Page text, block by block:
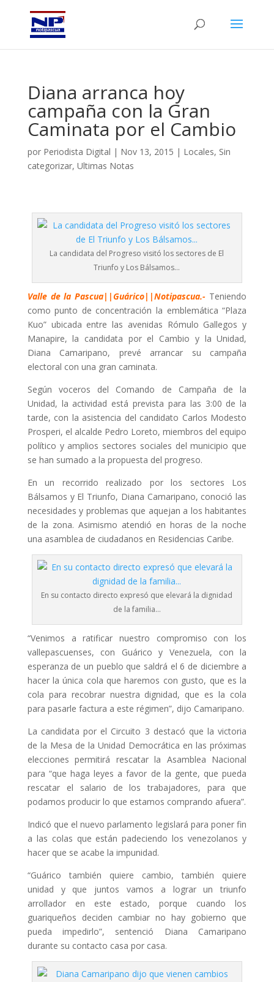
Diana arranca hoy
campaña con la Gran
Caminata por el Cambio
por Periodista Digital | Nov 13, 2015 | Locales, Sin
categorizar, Ultimas Notas
La candidata del Progreso visitó los sectores de El
Triunfo y Los Bálsamos…
Valle de la Pascua||Guárico||Notipascua.- Teniendo
como punto de concentración la emblemática “Plaza
Kuo” ubicada entre las avenidas Rómulo Gallegos y
Manapire, la candidata por el Cambio y la Unidad,
Diana Camaripano, prevé arrancar su campaña
electoral con una gran caminata.
Según voceros del Comando de Campaña de la
Unidad, la actividad está prevista para las 3:00 de la
tarde, con la asistencia del candidato Carlos Modesto
Prosperi, el alcalde Pedro Loreto, miembros del equipo
político y amplios sectores sociales del municipio que
se han sumado a la propuesta del progreso.
En un recorrido realizado por los sectores Los
Bálsamos y El Triunfo, Diana Camaripano, conoció las
necesidades y problemas que aquejan a los habitantes
de la zona. Asimismo atendió en horas de la noche
una asamblea de ciudadanos en Residencias Caribe.
En su contacto directo expresó que elevará la dignidad
de la familia…
“Venimos a ratificar nuestro compromiso con los
vallepascuenses, con Guárico y Venezuela, con la
esperanza de un pueblo que saldrá el 6 de diciembre a
hacer la única cola que haremos con gusto, que es la
cola para recobrar nuestra dignidad, que es la cola
para pasarle factura a este régimen”, dijo Camaripano.
La candidata por el Circuito 3 destacó que la victoria
de la Mesa de la Unidad Democrática en las próximas
elecciones permitirá rescatar la Asamblea Nacional
para “que haga leyes a favor de la gente, que pueda
rescatar el salario de los trabajadores, para que
podamos producir lo que estamos comprando afuera”.
Indicó que el nuevo parlamento legislará para poner fin
a las colas que están padeciendo los venezolanos y
hacer que se acabe la impunidad.
“Guárico también quiere cambio, también quiere
unidad y que juntos vamos a lograr un triunfo
arrollador en este estado, porque cuando los
guariqueños deciden cambiar no hay gobierno que
pueda impedirlo”, sentenció Diana Camaripano
durante su contacto casa por casa.